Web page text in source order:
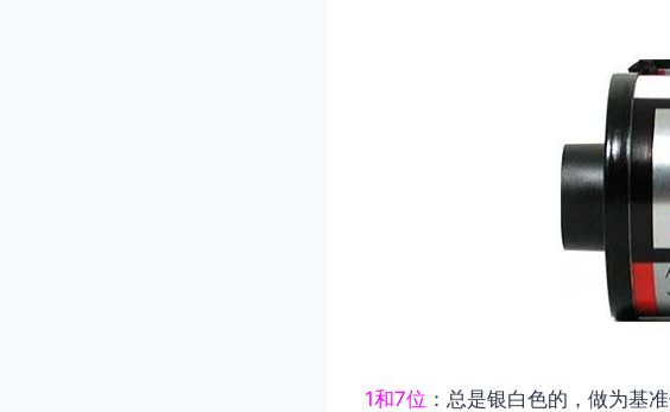
1和7位 ：总是银白色的，做为基